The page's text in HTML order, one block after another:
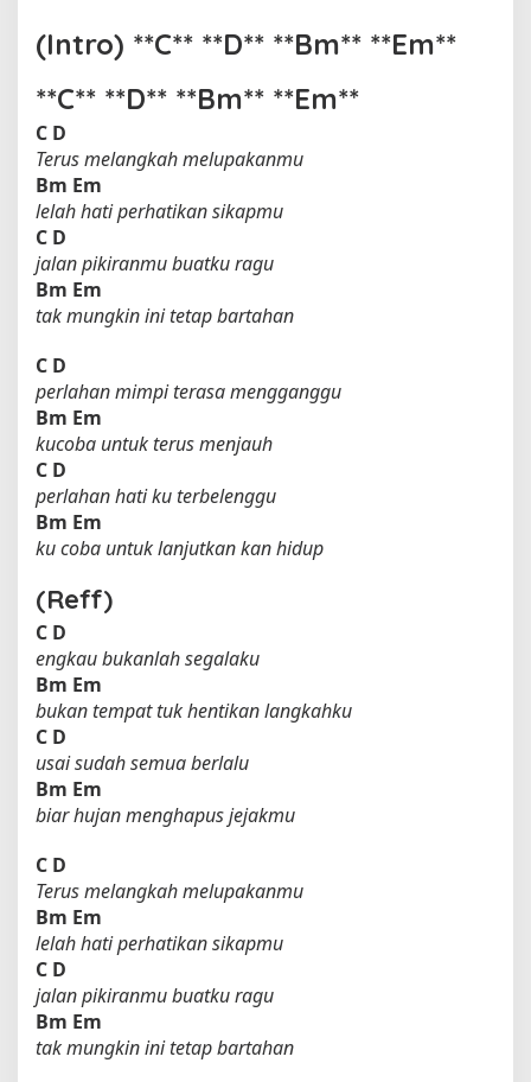
(Intro) **C** **D** **Bm** **Em**
**C** **D** **Bm** **Em**
C D
Terus melangkah melupakanmu
Bm Em
lelah hati perhatikan sikapmu
C D
jalan pikiranmu buatku ragu
Bm Em
tak mungkin ini tetap bartahan
C D
perlahan mimpi terasa mengganggu
Bm Em
kucoba untuk terus menjauh
C D
perlahan hati ku terbelenggu
Bm Em
ku coba untuk lanjutkan kan hidup
(Reff)
C D
engkau bukanlah segalaku
Bm Em
bukan tempat tuk hentikan langkahku
C D
usai sudah semua berlalu
Bm Em
biar hujan menghapus jejakmu
C D
Terus melangkah melupakanmu
Bm Em
lelah hati perhatikan sikapmu
C D
jalan pikiranmu buatku ragu
Bm Em
tak mungkin ini tetap bartahan